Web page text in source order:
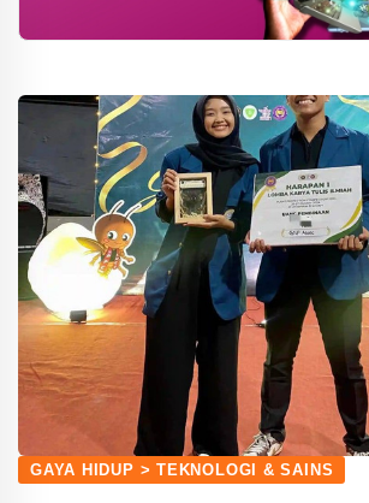
GAYA HIDUP > TEKNOLOGI & SAINS